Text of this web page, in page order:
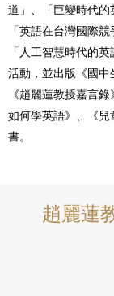
道」、「巨變時代的
「英語在台灣國際
「人工智慧時代的
活動，並出版《國中
《趙麗蓮教授嘉言
如何學英語》、《
書。
趙麗蓮